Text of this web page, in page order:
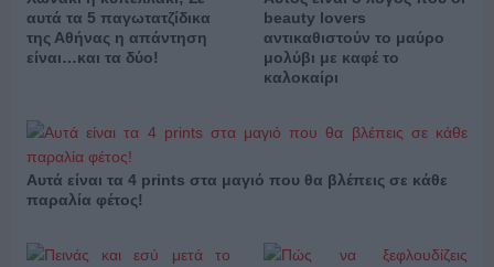
αυτά τα 5 παγωτατζίδικα
της Αθήνας η απάντηση
είναι…και τα δύο!
beauty lovers
αντικαθιστούν το μαύρο
μολύβι με καφέ το
καλοκαίρι
Αυτά είναι τα 4 prints στα μαγιό που θα βλέπεις σε κάθε
παραλία φέτος!